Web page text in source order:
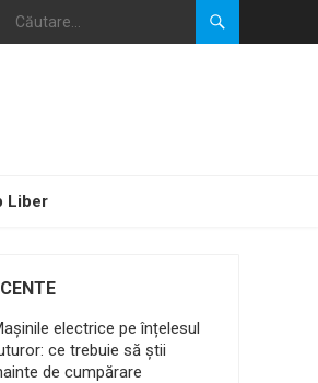
Liber
electrice pe înțelesul
ce trebuie să știi
de cumpărare